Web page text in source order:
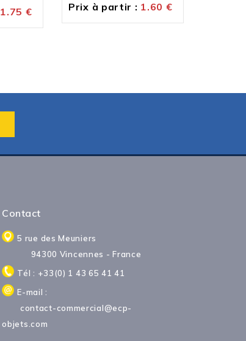
1.75 € Prix à partir : 1.60 €
Contact
5 rue des Meuniers
94300 Vincennes - France
Tél : +33(0) 1 43 65 41 41
E-mail :
contact-commercial@ecp-
objets.com